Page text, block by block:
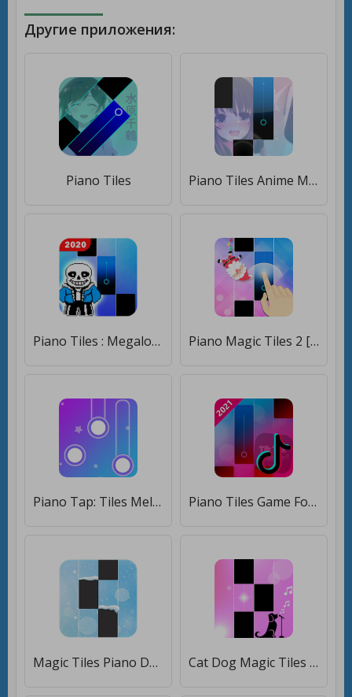
Другие приложения:
Piano Tiles Piano Tiles Anime Music Offline [Мод меню]
Piano Tiles : Megalovania Undertale Piano Magic Tiles 2 [Много монет]
Piano Tap: Tiles Melody Magic [Много денег] Piano Tiles Game For Tik tok Music [Мод меню]
Magic Tiles Piano Despacito [Мод меню] Cat Dog Magic Tiles [Много денег]